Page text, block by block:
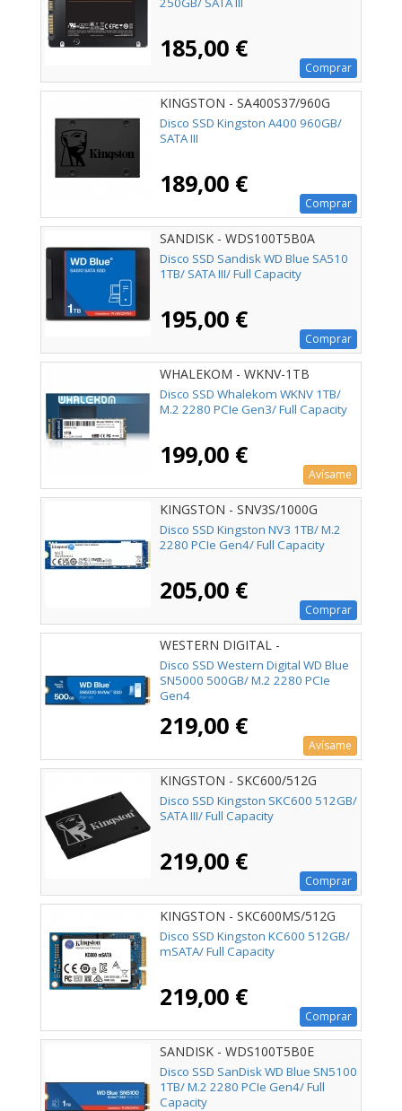
185,00 €
Comprar
KINGSTON - SA400S37/960G
Disco SSD Kingston A400 960GB/
SATA III
189,00 €
Comprar
SANDISK - WDS100T5B0A
Disco SSD Sandisk WD Blue SA510
1TB/ SATA III/ Full Capacity
195,00 €
Comprar
WHALEKOM - WKNV-1TB
Disco SSD Whalekom WKNV 1TB/
M.2 2280 PCIe Gen3/ Full Capacity
199,00 €
Avísame
KINGSTON - SNV3S/1000G
Disco SSD Kingston NV3 1TB/ M.2
2280 PCIe Gen4/ Full Capacity
205,00 €
Comprar
WESTERN DIGITAL -
WDS500G4B0E
Disco SSD Western Digital WD Blue
SN5000 500GB/ M.2 2280 PCIe
Gen4
219,00 €
Avísame
KINGSTON - SKC600/512G
Disco SSD Kingston SKC600 512GB/
SATA III/ Full Capacity
219,00 €
Comprar
KINGSTON - SKC600MS/512G
Disco SSD Kingston KC600 512GB/
mSATA/ Full Capacity
219,00 €
Comprar
SANDISK - WDS100T5B0E
Disco SSD SanDisk WD Blue SN5100
1TB/ M.2 2280 PCIe Gen4/ Full
Capacity